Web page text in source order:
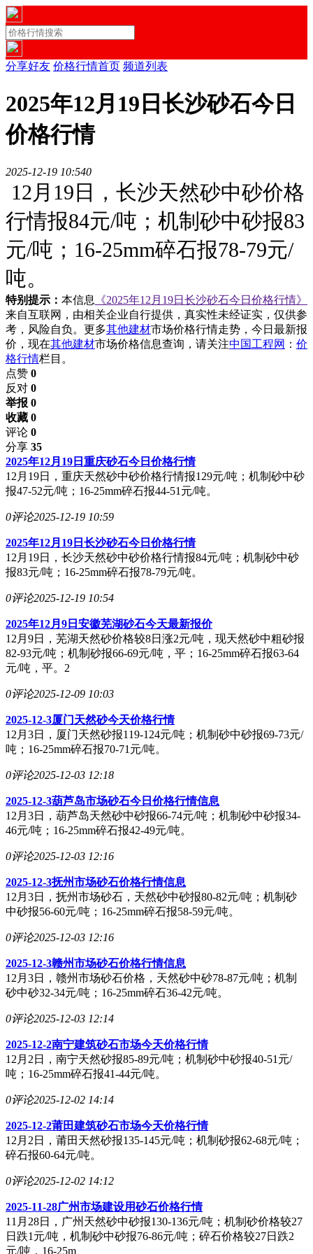
分享好友 价格行情首页 频道列表
2025年12月19日长沙砂石今日
价格行情
2025-12-19 10:540
12月19日，长沙天然砂中砂价格
行情报84元/吨；机制砂中砂报83
元/吨；16-25mm碎石报78-79元/
吨。
特别提示： 本信息
《2025年12月19日长沙砂石今日价格行情》
来自互联网，由相关企业自行提供，真实性未经证实，仅供参
考，风险自负。更多其他建材市场价格行情走势，今日最新报
价，现在其他建材市场价格信息查询，请关注中国工程网 ： 价
格行情栏目。
点赞 0
反对 0
举报 0
收藏 0
评论 0
分享 35
2025年12月19日重庆砂石今日价格行情
12月19日，重庆天然砂中砂价格行情报129元/吨；机制砂中砂
报47-52元/吨；16-25mm碎石报44-51元/吨。
0评论2025-12-19 10:59
2025年12月19日长沙砂石今日价格行情
12月19日，长沙天然砂中砂价格行情报84元/吨；机制砂中砂
报83元/吨；16-25mm碎石报78-79元/吨。
0评论2025-12-19 10:54
2025年12月9日安徽芜湖砂石今天最新报价
12月9日，芜湖天然砂价格较8日涨2元/吨，现天然砂中粗砂报
82-93元/吨；机制砂报66-69元/吨，平；16-25mm碎石报63-64
元/吨，平。2
0评论2025-12-09 10:03
2025-12-3厦门天然砂今天价格行情
12月3日，厦门天然砂报119-124元/吨；机制砂中砂报69-73元/
吨；16-25mm碎石报70-71元/吨。
0评论2025-12-03 12:18
2025-12-3葫芦岛市场砂石今日价格行情信息
12月3日，葫芦岛天然砂中砂报66-74元/吨；机制砂中砂报34-
46元/吨；16-25mm碎石报42-49元/吨。
0评论2025-12-03 12:16
2025-12-3抚州市场砂石价格行情信息
12月3日，抚州市场砂石，天然砂中砂报80-82元/吨；机制砂
中砂报56-60元/吨；16-25mm碎石报58-59元/吨。
0评论2025-12-03 12:16
2025-12-3赣州市场砂石价格行情信息
12月3日，赣州市场砂石价格，天然砂中砂78-87元/吨；机制
砂中砂32-34元/吨；16-25mm碎石36-42元/吨。
0评论2025-12-03 12:14
2025-12-2南宁建筑砂石市场今天价格行情
12月2日，南宁天然砂报85-89元/吨；机制砂中砂报40-51元/
吨；16-25mm碎石报41-44元/吨。
0评论2025-12-02 14:14
2025-12-2莆田建筑砂石市场今天价格行情
12月2日，莆田天然砂报135-145元/吨；机制砂报62-68元/吨；
碎石报60-64元/吨。
0评论2025-12-02 14:12
2025-11-28广州市场建设用砂石价格行情
11月28日，广州天然砂中砂报130-136元/吨；机制砂价格较27
日跌1元/吨，机制砂中砂报76-86元/吨；碎石价格较27日跌2
元/吨，16-25m